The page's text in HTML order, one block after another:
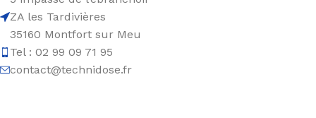
ZA les Tardivières
35160 Montfort sur Meu
Tel : 02 99 09 71 95
contact@technidose.fr